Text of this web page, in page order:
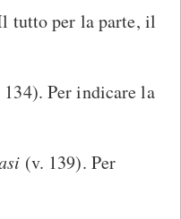
tutto per la parte, il
134). Per indicare la
(v. 139). Per